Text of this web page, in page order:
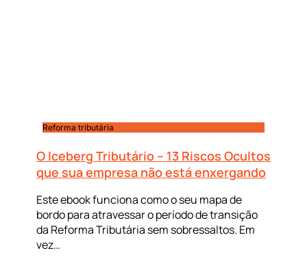
Reforma tributária
O Iceberg Tributário – 13 Riscos Ocultos
que sua empresa não está enxergando
Este ebook funciona como o seu mapa de
bordo para atravessar o período de transição
da Reforma Tributária sem sobressaltos. Em
vez…